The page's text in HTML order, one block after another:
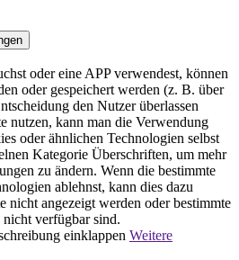
oder eine APP verwendest, können
oder gespeichert werden (z. B. über
den Nutzer überlassen
nutzen, kann man die Verwendung
oder ähnlichen Technologien selbst
Kategorie Überschriften, um mehr
zu ändern. Wenn die bestimmte
ablehnst, kann dies dazu
nicht angezeigt werden oder bestimmte
verfügbar sind.
einklappen Weitere